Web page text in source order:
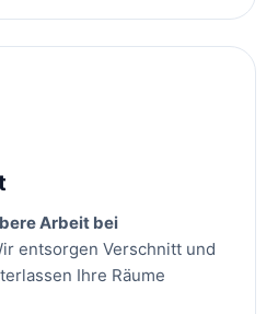
Arbeit bei
entsorgen Verschnitt und
Ihre Räume